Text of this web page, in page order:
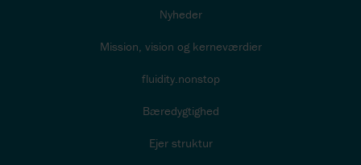
Nyheder
Mission, vision og kerneværdier
fluidity.nonstop
Bæredygtighed
Ejer struktur